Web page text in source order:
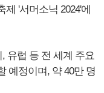
'서머소닉 2024'에
유럽 등 전 세계 주요
예정이며, 약 40만 명